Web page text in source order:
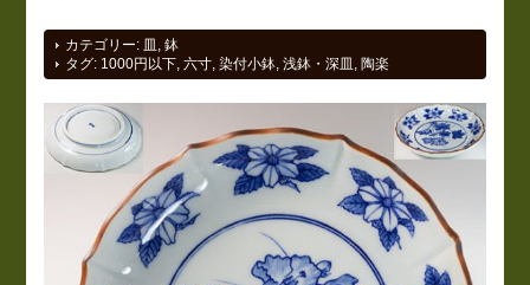
カテゴリー: 皿 ,鉢
タグ: 1000円以下 ,六寸 ,染付小鉢 ,浅鉢・深皿 陶楽